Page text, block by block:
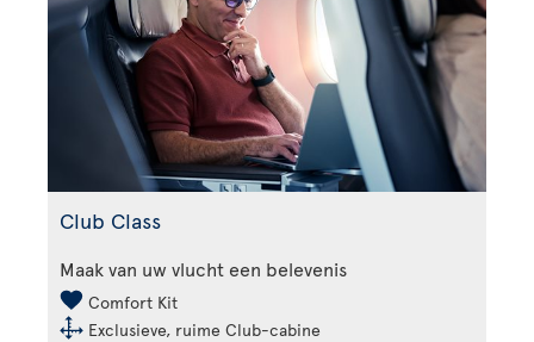
Club Class
Maak van uw vlucht een belevenis
Comfort Kit
Exclusieve, ruime Club-cabine